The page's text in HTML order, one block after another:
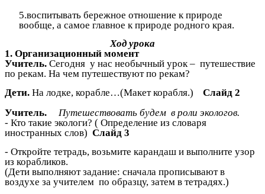
5.воспитывать бережное отношение к природе
вообще, а самое главное к природе родного края.
Ход урока
1. Организационный момент
Учитель. Сегодня у нас необычный урок – путешествие
по рекам. На чем путешествуют по рекам?
Дети. На лодке, корабле…(Макет корабля.) Слайд 2
Учитель. Путешествовать будем в роли экологов.
- Кто такие экологи? ( Определение из словаря
иностранных слов) Слайд 3
- Откройте тетрадь, возьмите карандаш и выполните узор
из корабликов.
(Дети выполняют задание: сначала прописывают в
воздухе за учителем по образцу, затем в тетрадях.)